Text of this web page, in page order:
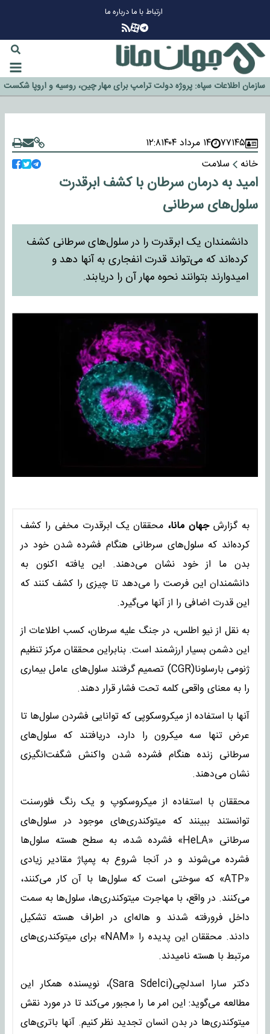
ارتباط با مادرباره ما
گزینه جدایی اوسمار روی میز مدیران پرسپولیس
آیا رئیس جمهور آمریکا قانون را دور می‌زند؟
اخراج رسمی چهره نامدار از پرسپولیس
سازمان اطلاعات سپاه: پروژه دولت ترامپ برای مهار چین، روسیه و اروپا شکست
خورد
۷۷۱۴۵ ۱۴ مرداد ۱۴۰۴
۱۲:۸
خانه
سلامت
امید به درمان سرطان با کشف ابرقدرت
سلول‌های سرطانی
دانشمندان یک ابرقدرت را در سلول‌های سرطانی کشف
کرده‌اند که می‌تواند قدرت انفجاری به آنها دهد و
امیدوارند بتوانند نحوه مهار آن را دریابند.
به گزارشجهان مانا، محققان یک ابرقدرت مخفی را کشف
کرده‌اند که سلول‌های سرطانی هنگام فشرده شدن خود در
بدن ما از خود نشان می‌دهند. این یافته اکنون به
دانشمندان این فرصت را می‌دهد تا چیزی را کشف کنند که
این قدرت اضافی را از آنها می‌گیرد.
به نقل از نیو اطلس، در جنگ علیه سرطان، کسب اطلاعات از
این دشمن بسیار ارزشمند است. بنابراین محققان مرکز تنظیم
ژنومی بارسلونا(CGR) تصمیم گرفتند سلول‌های عامل بیماری
را به معنای واقعی کلمه تحت فشار قرار دهند.
آنها با استفاده از میکروسکوپی که توانایی فشردن سلول‌ها تا
عرض تنها سه میکرون را دارد، دریافتند که سلول‌های
سرطانی زنده هنگام فشرده شدن واکنش شگفت‌انگیزی
نشان می‌دهند.
محققان با استفاده از میکروسکوپ و یک رنگ فلورسنت
توانستند ببینند که میتوکندری‌های موجود در سلول‌های
سرطانی «HeLA» فشرده شده، به سطح هسته سلول‌ها
فشرده می‌شوند و در آنجا شروع به پمپاژ مقادیر زیادی
«ATP» که سوختی است که سلول‌ها با آن کار می‌کنند،
می‌کنند. در واقع، با مهاجرت میتوکندری‌ها، سلول‌ها به سمت
داخل فرورفته شدند و هاله‌ای در اطراف هسته تشکیل
دادند. محققان این پدیده را «NAM» برای میتوکندری‌های
مرتبط با هسته نامیدند.
دکتر سارا اسدلچی(Sara Sdelci)، نویسنده‌ همکار این
مطالعه می‌گوید: این امر ما را مجبور می‌کند تا در مورد نقش
میتوکندری‌ها در بدن انسان تجدید نظر کنیم. آنها باتری‌های